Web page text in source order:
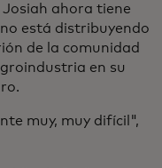
ahora tiene
está distribuyendo
de la comunidad
en su
muy, muy difícil",